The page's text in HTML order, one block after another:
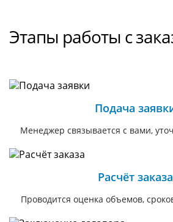
Этапы работы с
Подача
Менеджер связывается с вами,
Расчёт
Проводится оценка объемов,